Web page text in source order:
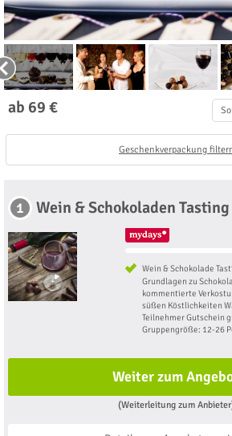
ab 69 €
Geschenkverpackung
1 Wein & Schokoladen
Wein & Schokolade
Grundlagen zu
kommentierte
süßen Köstlichkeiten
Teilnehmer Gutschein
Gruppengröße: 12-26
Weiter zum
(Weiterleitung zum